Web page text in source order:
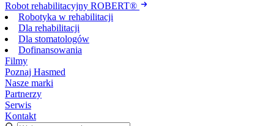
Robot rehabilitacyjny ROBERT®
Robotyka w rehabilitacji
Dla rehabilitacji
Dla stomatologów
Dofinansowania
Filmy
Poznaj Hasmed
Nasze marki
Partnerzy
Serwis
Kontakt